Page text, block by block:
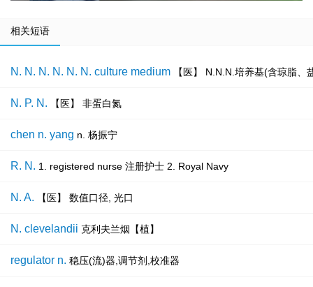
相关短语
N. N. N. N. N. N. culture medium 【医】 N.N.N.培养基(含琼脂
N. P. N. 【医】 非蛋白氮
chen n. yang n. 杨振宁
R. N. 1. registered nurse 注册护士 2. Royal Navy
N. A. 【医】 数值口径, 光口
N. clevelandii 克利夫兰烟【植】
regulator n. 稳压(流)器,调节剂,校准器